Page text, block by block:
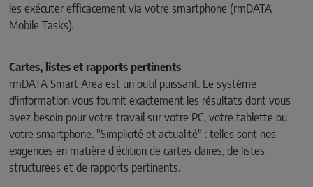
les exécuter efficacement via votre smartphone (rmDATA
Mobile Tasks).
Cartes, listes et rapports pertinents
rmDATA Smart Area est un outil puissant. Le système
d'information vous fournit exactement les résultats dont vous
avez besoin pour votre travail sur votre PC, votre tablette ou
votre smartphone. "Simplicité et actualité" : telles sont nos
exigences en matière d'édition de cartes claires, de listes
structurées et de rapports pertinents.